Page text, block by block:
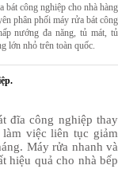
công nghiệp cho nhà hàng
phân phối máy rửa bát công
nướng đa năng, tủ mát, tủ
lớn nhỏ trên toàn quốc.
đĩa công nghiệp thay
việc liên tục giảm
Máy rửa nhanh và
hiệu quả cho nhà bếp